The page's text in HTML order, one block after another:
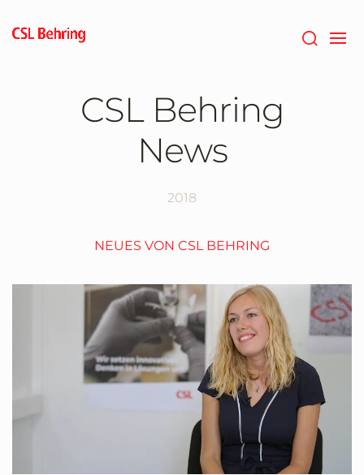
Hauptinhalt
springen
CSL Behring
News
2018
NEUES VON CSL BEHRING